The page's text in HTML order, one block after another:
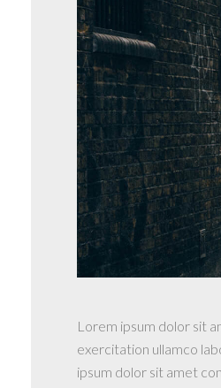
Lorem ipsum dolor sit
exercitation ullamco
ipsum dolor sit amet